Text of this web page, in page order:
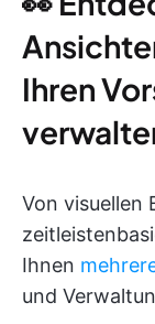
Ihren
Von visuellen
Ihnen
und